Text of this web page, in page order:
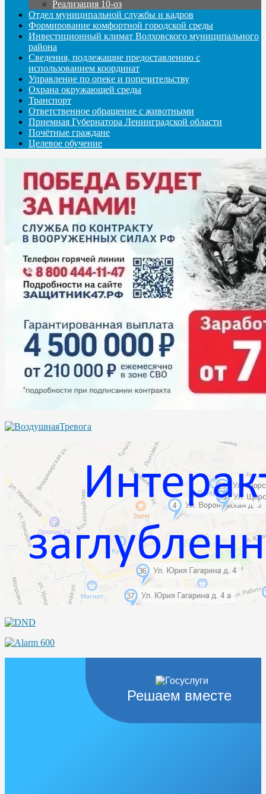
Реализация 10-оз
Отдел муниципальной службы и кадров
Формирование комфортной городской среды
Инвестиционный климат Волховского муниципального
района
Сведения, подлежащие предоставлению с
использованием координат
Управление по опеке и попечительству
Охрана окружающей среды
Транспорт
Ответственное обращение с животными
Приемная Губернатора Ленинградской области
Почётные граждане
Целевое обучение
Решаем вместе